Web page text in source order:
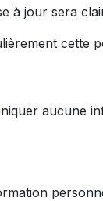
à jour sera
cette
aucune